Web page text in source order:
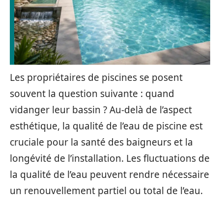
Les propriétaires de piscines se posent
souvent la question suivante : quand
vidanger leur bassin ? Au-delà de l’aspect
esthétique, la qualité de l’eau de piscine est
cruciale pour la santé des baigneurs et la
longévité de l’installation. Les fluctuations de
la qualité de l’eau peuvent rendre nécessaire
un renouvellement partiel ou total de l’eau.